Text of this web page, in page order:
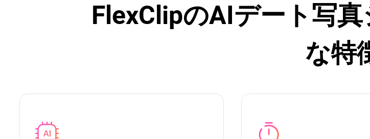
FlexClipのAIデート写
な特